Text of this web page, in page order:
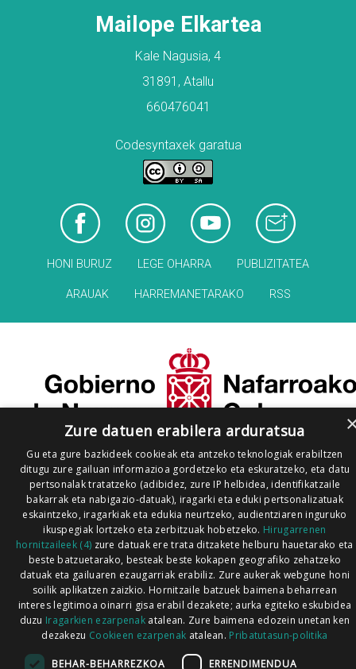
Mailope Elkartea
Kale Nagusia, 4
31891, Atallu
660476041
Codesyntaxek garatua
HONI BURUZ LEGE OHARRA PUBLIZITATEA
ARAUAK HARREMANETARAKO RSS
Zure datuen erabilera arduratsua
Gu eta gure bazkideek cookieak eta antzeko teknologiak erabiltzen
ditugu zure gailuan informazioa gordetzeko eta eskuratzeko, eta datu
pertsonalak tratatzeko (adibidez, zure IP helbidea, identifikatzaile
bakarrak eta nabigazio-datuak), iragarki eta eduki pertsonalizatuak
eskaintzeko, iragarkiak eta edukia neurtzeko, audientziaren inguruko
ikuspegiak lortzeko eta zerbitzuak hobetzeko. Hirugarrenen
hornitzaileek (4) zure datuak ere trata ditzakete helburu hauetarako eta
beste batzuetarako, besteak beste kokapen geografiko zehatzeko
datuak eta gailuaren ezaugarriak erabiliz. Zure aukerak webgune honi
soilik aplikatzen zaizkio. Hornitzaile batzuek baimena beharrean
interes legitimoa oinarri gisa erabil dezakete; aurka egiteko eskubidea
duzu Iragarkien ezarpenak atalean. Zure baimena edozein unetan ken
dezakezu Cookieen ezarpenak atalean. Pribatutasun-politika
BEHAR-BEHARREZKOA ERRENDIMENDUA